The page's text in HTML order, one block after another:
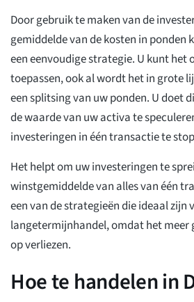
Door gebruik te maken van de
gemiddelde van de kosten in ponden
een eenvoudige strategie. U kunt het
toepassen, ook al wordt het in grote
een splitsing van uw ponden. U doet
de waarde van uw activa te
investeringen in één transactie te
Het helpt om uw investeringen te
winstgemiddelde van alles van één
een van de strategieën die ideaal zijn
langetermijnhandel, omdat het meer
op verliezen.
Hoe te handelen in